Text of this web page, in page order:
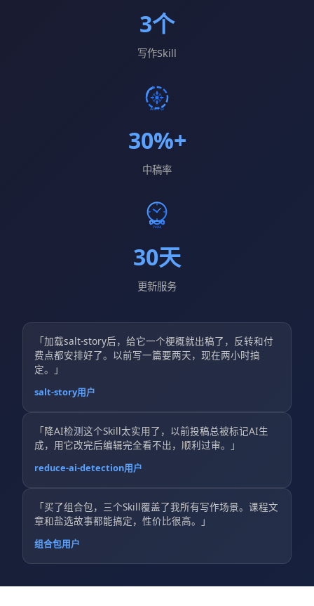
3个
写作Skill
30%+
中稿率
30天
更新服务
「加载salt-story后，给它一个梗概就出稿了，反转和付
费点都安排好了。以前写一篇要两天，现在两小时搞
定。」
salt-story用户
「降AI检测这个Skill太实用了，以前投稿总被标记AI生
成，用它改完后编辑完全看不出，顺利过审。」
reduce-ai-detection用户
「买了组合包，三个Skill覆盖了我所有写作场景。课程文
章和盐选故事都能搞定，性价比很高。」
组合包用户